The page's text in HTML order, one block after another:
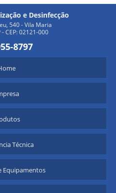
e Desinfecção
540 - Vila Maria
- CEP: 02121-000
8797
Técnica
Equipamentos